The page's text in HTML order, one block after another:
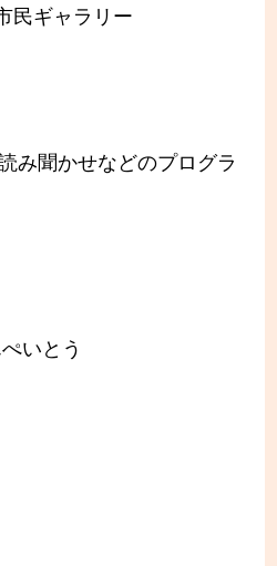
民ギャラリー
み聞かせなどのプログラ
いとう